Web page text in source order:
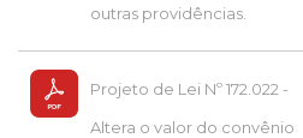
outras providências.
Projeto de Lei Nº 172.022 -
Altera o valor do convênio